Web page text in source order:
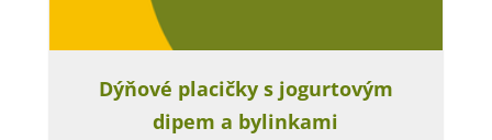
Dýňové placičky s jogurtovým
dipem a bylinkami